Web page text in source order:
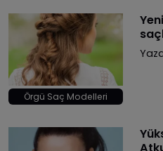
Örgü Saç Modelleri